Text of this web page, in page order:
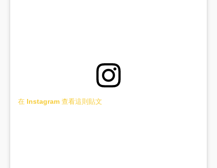
在 Instagram 查看這則貼文